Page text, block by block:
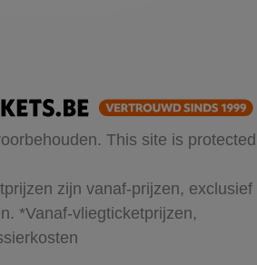
This site is protected
zijn vanaf-prijzen, exclusief
*Vanaf-vliegticketprijzen,